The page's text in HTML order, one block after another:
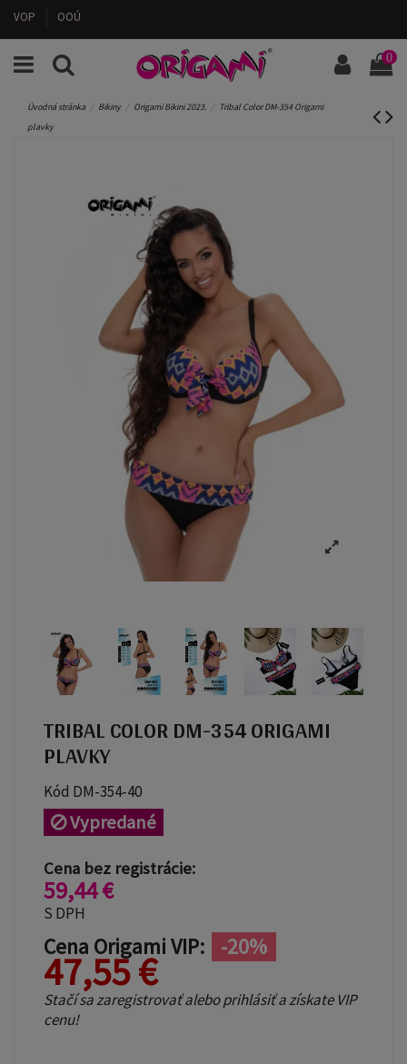
VOP OOÚ
0
Úvodná stránka Bikiny Origami Bikini 2023.
Tribal Color DM-354 Origami
plavky
TRIBAL COLOR DM-354 ORIGAMI
PLAVKY
Kód DM-354-40
Vypredané
Cena bez registrácie:
59,44 €
S DPH
Cena Origami VIP: -20%
47,55 €
Stačí sa zaregistrovať alebo prihlásiť a získate VIP
cenu!